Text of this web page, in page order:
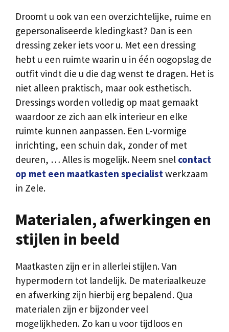
Droomt u ook van een overzichtelijke, ruime en
gepersonaliseerde kledingkast? Dan is een
dressing zeker iets voor u. Met een dressing
hebt u een ruimte waarin u in één oogopslag de
outfit vindt die u die dag wenst te dragen. Het is
niet alleen praktisch, maar ook esthetisch.
Dressings worden volledig op maat gemaakt
waardoor ze zich aan elk interieur en elke
ruimte kunnen aanpassen. Een L-vormige
inrichting, een schuin dak, zonder of met
deuren, … Alles is mogelijk. Neem snel contact
op met een maatkasten specialistwerkzaam
in Zele.
Materialen, afwerkingen en
stijlen in beeld
Maatkasten zijn er in allerlei stijlen. Van
hypermodern tot landelijk. De materiaalkeuze
en afwerking zijn hierbij erg bepalend. Qua
materialen zijn er bijzonder veel
mogelijkheden. Zo kan u voor tijdloos en